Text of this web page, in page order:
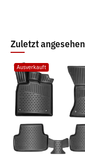
Zuletzt angesehen
Ausverkauft